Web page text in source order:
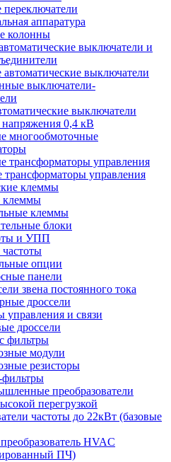
переключатели
аппаратура
колонны
выключатели и
выключатели
выключатели-
выключатели
0,4 кВ
многообмоточные
трансформаторы управления
трансформаторы управления
клеммы
клеммы
клеммы
блоки
и УПП
частоты
опции
панели
звена постоянного тока
дроссели
управления и связи
дроссели
фильтры
модули
резисторы
преобразователи
перегрузкой
частоты до 22кВт (базовые
HVAC
ПЧ)